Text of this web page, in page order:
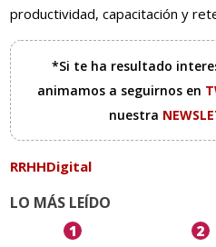
productividad, capacitación y
*Si te ha resultado
animamos a seguirnos en
nuestra
RRHHDigital
LO MÁS LEÍDO
1 2